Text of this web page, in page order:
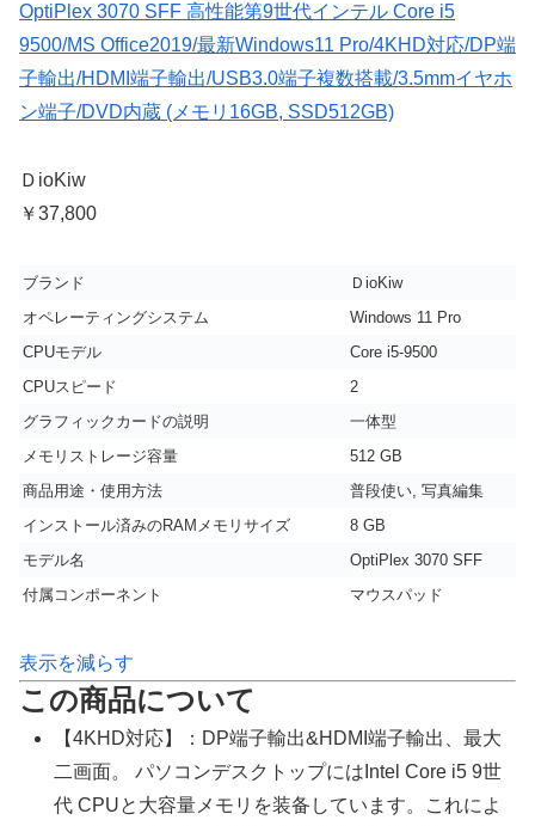
OptiPlex 3070 SFF 高性能第9世代インテル Core i5
9500/MS Office2019/最新Windows11 Pro/4KHD対応/DP端
子輸出/HDMI端子輸出/USB3.0端子複数搭載/3.5mmイヤホ
ン端子/DVD内蔵 (メモリ16GB, SSD512GB)
ＤioKiw
￥37,800
ブランド
ＤioKiw
オペレーティングシステム
Windows 11 Pro
CPUモデル
Core i5-9500
CPUスピード
2
グラフィックカードの説明
一体型
メモリストレージ容量
512 GB
商品用途・使用方法
普段使い, 写真編集
インストール済みのRAMメモリサイズ
8 GB
モデル名
OptiPlex 3070 SFF
付属コンポーネント
マウスパッド
表示を減らす
この商品について
【4KHD対応】：DP端子輸出&HDMI端子輸出、最大
二画面。 パソコンデスクトップにはIntel Core i5 9世
代 CPUと大容量メモリを装备しています。これによ